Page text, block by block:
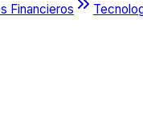
Financieros